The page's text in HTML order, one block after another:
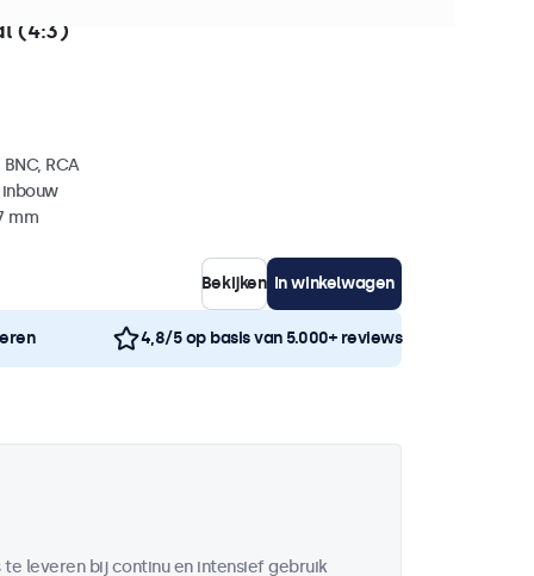
(4:3)
RCA
mm
Bekijken In winkelwagen
4,8/5 op basis van 5.000+ reviews
leveren bij continu en intensief gebruik